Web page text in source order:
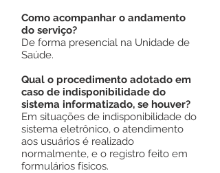
Como acompanhar o andamento
do serviço?
De forma presencial na Unidade de
Saúde.
Qual o procedimento adotado em
caso de indisponibilidade do
sistema informatizado, se houver?
Em situações de indisponibilidade do
sistema eletrônico, o atendimento
aos usuários é realizado
normalmente, e o registro feito em
formulários físicos.